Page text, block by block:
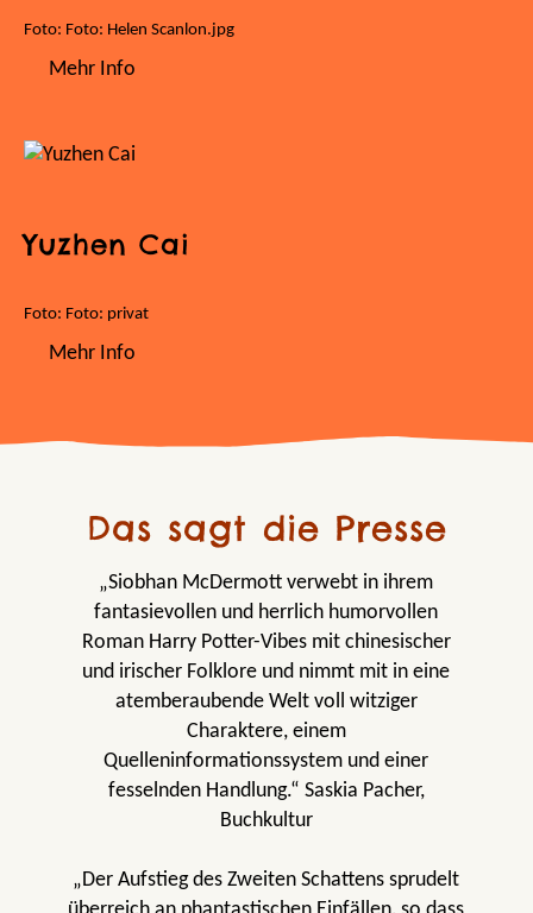
Foto: Foto: Helen Scanlon.jpg
Mehr Info
Yuzhen Cai
Foto: Foto: privat
Mehr Info
Das sagt die Presse
„Siobhan McDermott verwebt in ihrem
fantasievollen und herrlich humorvollen
Roman Harry Potter-Vibes mit chinesischer
und irischer Folklore und nimmt mit in eine
atemberaubende Welt voll witziger
Charaktere, einem
Quelleninformationssystem und einer
fesselnden Handlung.“ Saskia Pacher,
Buchkultur
„Der Aufstieg des Zweiten Schattens sprudelt